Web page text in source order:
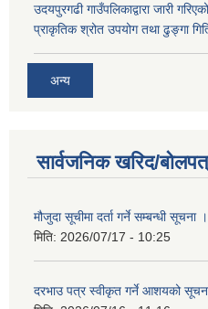
उदयपुरगढी गाउँपलिकाद्वारा जारी
प्राकृतिक श्रोत उपयोग तथा ढुङ्गा
अन्य
सार्वजनिक खरिद/
मौजुदा सूचीमा दर्ता गर्ने सम्बन्धी
मिति: 2026/07/17 - 10:25
दरभाउ पत्र स्वीकृत गर्ने आशयको